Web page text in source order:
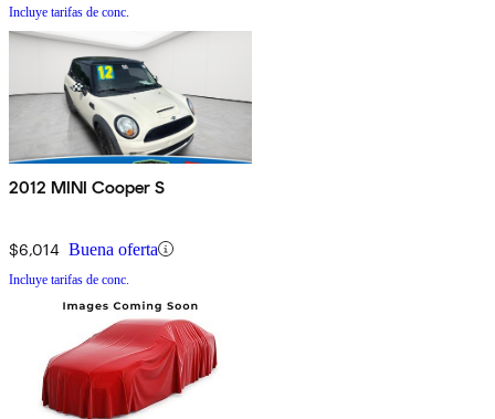
Incluye tarifas de conc.
2012 MINI Cooper S
$6,014 Buena oferta
Incluye tarifas de conc.